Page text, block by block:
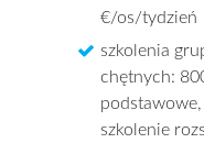
€/os/tydzień
szkolenia
chętnych:
szkolenie